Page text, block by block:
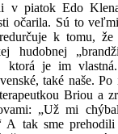
v piatok Edo
očarila. Sú to
k tomu,
hudobnej
ktorá je im
také naše.
Briou a
„Už mi
A tak sme